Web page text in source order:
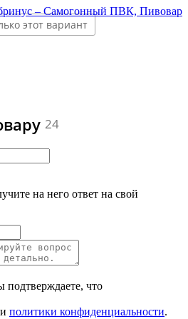
вложили пакетик дрожжей!
этот вариант
24
на него ответ на свой
что
политики конфиденциальности.